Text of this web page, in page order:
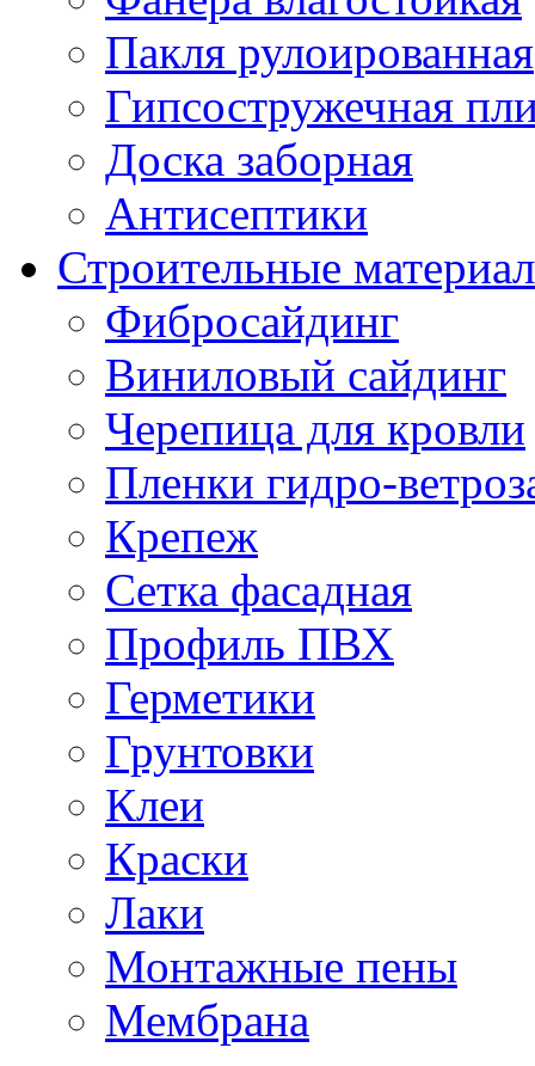
Пакля рулоированная
Гипсостружечная
Доска заборная
Антисептики
Строительные
Фибросайдинг
Виниловый сайдинг
Черепица для кровли
Пленки гидро-
Крепеж
Сетка фасадная
Профиль ПВХ
Герметики
Грунтовки
Клеи
Краски
Лаки
Монтажные пены
Мембрана